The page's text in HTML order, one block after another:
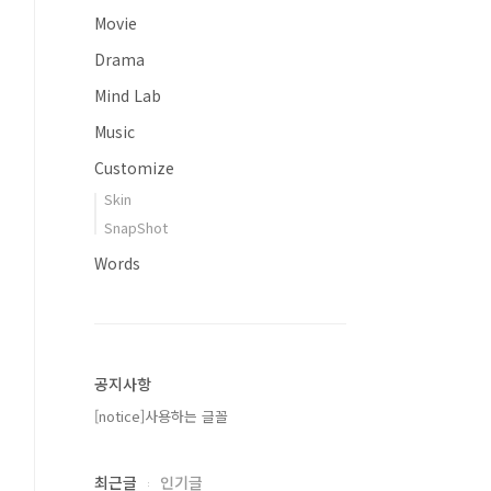
Movie
Drama
Mind Lab
Music
Customize
Skin
SnapShot
Words
공지사항
[notice]사용하는 글꼴
최근글 인기글